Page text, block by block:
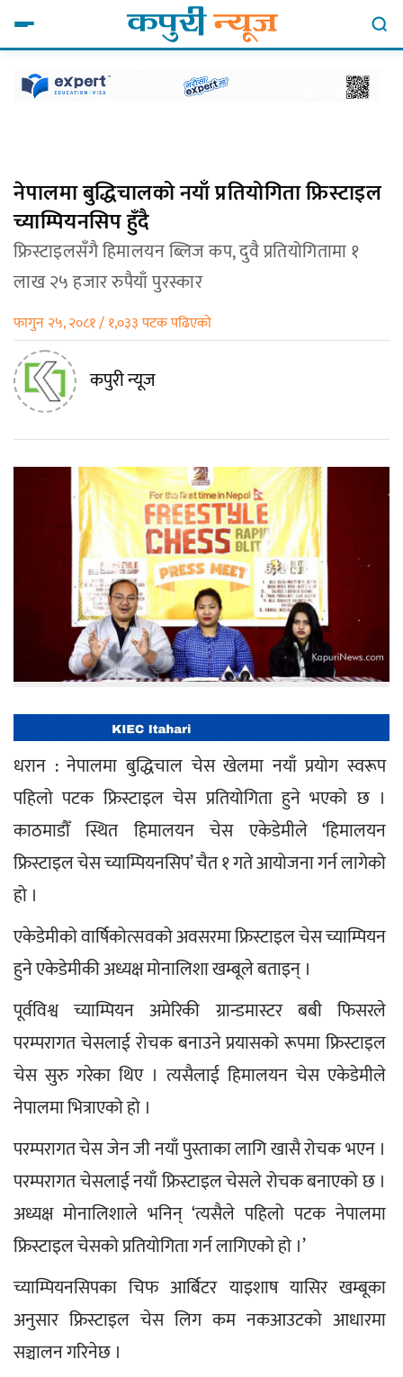
नेपालमा बुद्धिचालको नयाँ प्रतियोगिता फ्रिस्टाइल
च्याम्पियनसिप हुँदै
फ्रिस्टाइलसँगै हिमालयन ब्लिज कप, दुवै प्रतियोगितामा १
लाख २५ हजार रुपैयाँ पुरस्कार
फागुन २५, २०८१ / १,०३३ पटक पढिएको
कपुरी न्यूज
धरान : नेपालमा बुद्धिचाल चेस खेलमा नयाँ प्रयोग स्वरूप
पहिलो पटक फ्रिस्टाइल चेस प्रतियोगिता हुने भएको छ ।
काठमाडौँ स्थित हिमालयन चेस एकेडेमीले ‘हिमालयन
फ्रिस्टाइल चेस च्याम्पियनसिप’ चैत १ गते आयोजना गर्न लागेको
हो ।
एकेडेमीको वार्षिकोत्सवको अवसरमा फ्रिस्टाइल चेस च्याम्पियन
हुने एकेडेमीकी अध्यक्ष मोनालिशा खम्बूले बताइन् ।
पूर्वविश्व च्याम्पियन अमेरिकी ग्रान्डमास्टर बबी फिसरले
परम्परागत चेसलाई रोचक बनाउने प्रयासको रूपमा फ्रिस्टाइल
चेस सुरु गरेका थिए । त्यसैलाई हिमालयन चेस एकेडेमीले
नेपालमा भित्राएको हो ।
परम्परागत चेस जेन जी नयाँ पुस्ताका लागि खासै रोचक भएन ।
परम्परागत चेसलाई नयाँ फ्रिस्टाइल चेसले रोचक बनाएको छ ।
अध्यक्ष मोनालिशाले भनिन् ‘त्यसैले पहिलो पटक नेपालमा
फ्रिस्टाइल चेसको प्रतियोगिता गर्न लागिएको हो ।’
च्याम्पियनसिपका चिफ आर्बिटर याइशाष यासिर खम्बूका
अनुसार फ्रिस्टाइल चेस लिग कम नकआउटको आधारमा
सञ्चालन गरिनेछ ।